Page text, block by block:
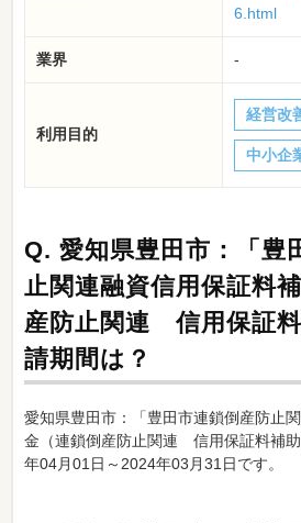
6.html
業界 -
利用目的
経営改
中小企
Q. 愛知県豊田市：「豊
止関連融資信用保証料
産防止関連 信用保証
請期間は？
愛知県豊田市：「豊田市連鎖倒産防止
金（連鎖倒産防止関連 信用保証料補
年04月01日～2024年03月31日です。